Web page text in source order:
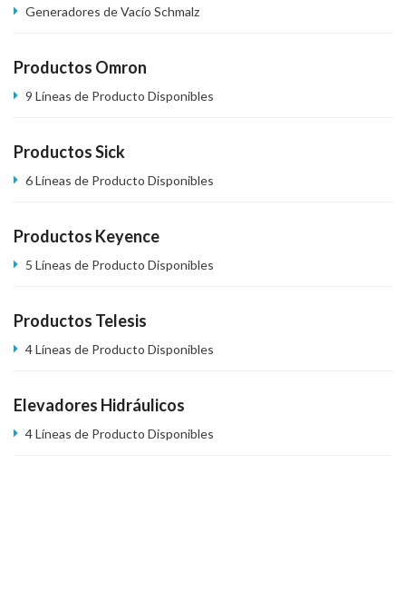
Generadores de Vacío Schmalz
Productos Omron
9 Líneas de Producto Disponibles
Productos Sick
6 Líneas de Producto Disponibles
Productos Keyence
5 Líneas de Producto Disponibles
Productos Telesis
4 Líneas de Producto Disponibles
Elevadores Hidráulicos
4 Líneas de Producto Disponibles